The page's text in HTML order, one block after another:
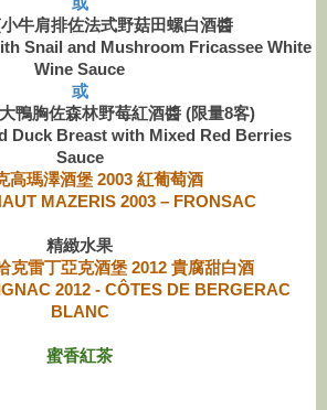
牛肩排佐法式野菇田螺白酒醬
Snail and Mushroom Fricassee White
Wine Sauce
或
鴨胸佐森林野莓紅酒醬 (限量8客)
Breast with Mixed Red Berries
Sauce
高瑪澤酒堡 2003 紅葡萄酒
MAZERIS 2003 – FRONSAC
精緻水果
克雷丁亞克酒堡 2012 貴腐甜白酒
2012 - CÔTES DE BERGERAC
BLANC
蜜香紅茶